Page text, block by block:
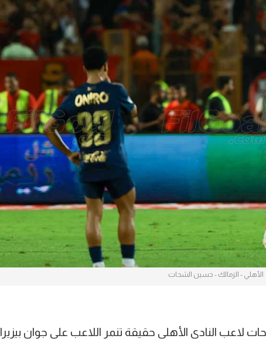
السعودي للمحترفين
أوروبا
إفريقيا
دوري أبطال أوروبا
القسم الثاني
رياضات أخرى
أمريكا
ركن الألعاب
الأهلي - الزمالك - حسين الشحات
النادي الأهلي حقيقة تنمر اللاعب على جوان بيزيرا